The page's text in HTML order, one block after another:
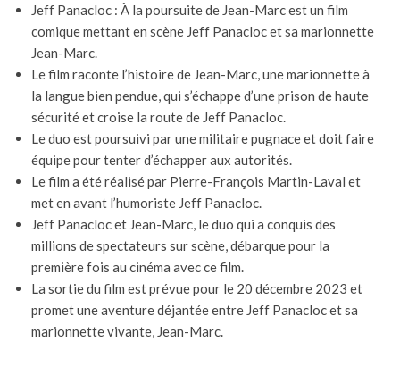
Jeff Panacloc : À la poursuite de Jean-Marc est un film
comique mettant en scène Jeff Panacloc et sa marionnette
Jean-Marc.
Le film raconte l’histoire de Jean-Marc, une marionnette à
la langue bien pendue, qui s’échappe d’une prison de haute
sécurité et croise la route de Jeff Panacloc.
Le duo est poursuivi par une militaire pugnace et doit faire
équipe pour tenter d’échapper aux autorités.
Le film a été réalisé par Pierre-François Martin-Laval et
met en avant l’humoriste Jeff Panacloc.
Jeff Panacloc et Jean-Marc, le duo qui a conquis des
millions de spectateurs sur scène, débarque pour la
première fois au cinéma avec ce film.
La sortie du film est prévue pour le 20 décembre 2023 et
promet une aventure déjantée entre Jeff Panacloc et sa
marionnette vivante, Jean-Marc.